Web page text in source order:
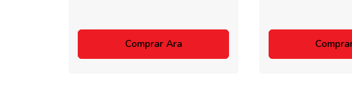
Comprar Ara